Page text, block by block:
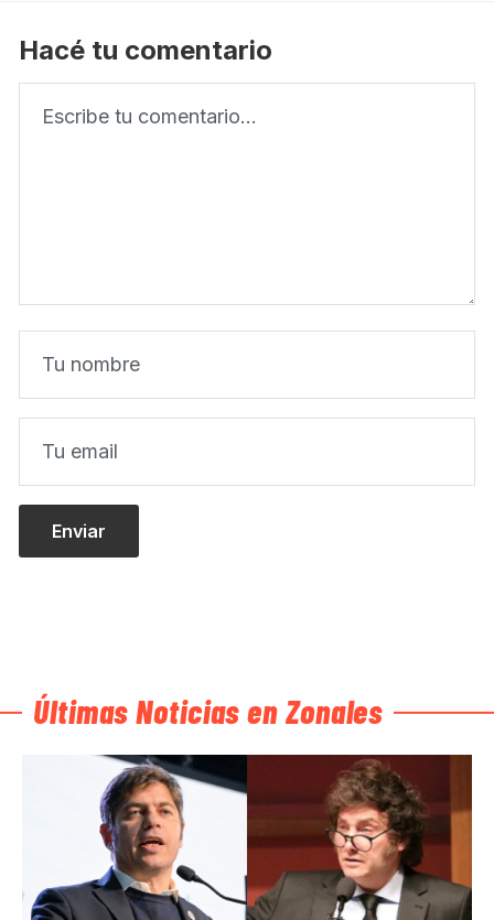
Hacé tu comentario
Últimas Noticias en Zonales